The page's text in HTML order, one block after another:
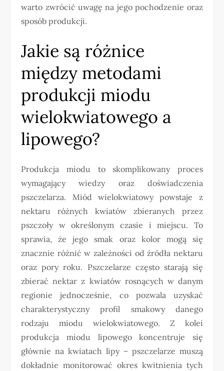
warto zwrócić uwagę na jego pochodzenie oraz
sposób produkcji.
Jakie są różnice
między metodami
produkcji miodu
wielokwiatowego a
lipowego?
Produkcja miodu to skomplikowany proces
wymagający wiedzy oraz doświadczenia
pszczelarza. Miód wielokwiatowy powstaje z
nektaru różnych kwiatów zbieranych przez
pszczoły w określonym czasie i miejscu. To
sprawia, że jego smak oraz kolor mogą się
znacznie różnić w zależności od źródła nektaru
oraz pory roku. Pszczelarze często starają się
zbierać nektar z kwiatów rosnących w danym
regionie jednocześnie, co pozwala uzyskać
charakterystyczny profil smakowy danego
rodzaju miodu wielokwiatowego. Z kolei
produkcja miodu lipowego koncentruje się
głównie na kwiatach lipy – pszczelarze muszą
dokładnie monitorować okres kwitnienia tych